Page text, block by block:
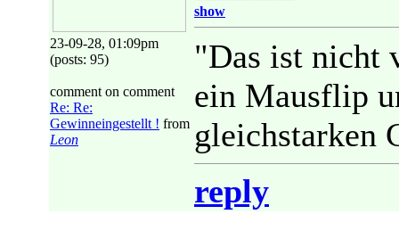
23-09-28, 01:09pm
(posts: 95)
comment on comment
Re: Re:
Gewinneingestellt ! from
Leon
show
"Das ist nicht
ein Mausflip
gleichstarken
reply